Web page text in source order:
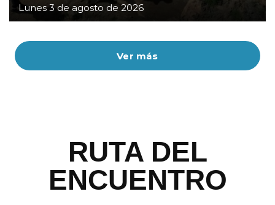
Ver más
Lunes 3 de agosto de 2026
RUTA DEL
ENCUENTRO